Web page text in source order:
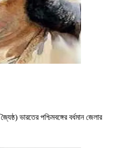
ভারতের পশ্চিমবঙ্গের বর্ধমান জেলার